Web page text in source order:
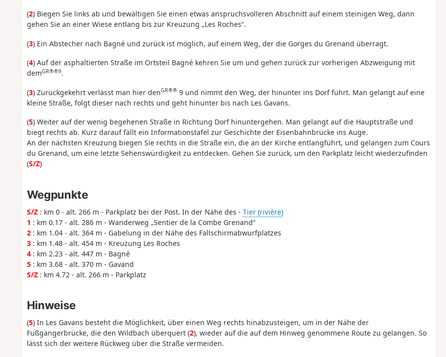
(2) Biegen Sie links ab und bewältigen Sie einen etwas anspruchsvolleren Abschnitt auf einem steinigen Weg, dann
gehen Sie an einer Wiese entlang bis zur Kreuzung „Les Roches“.
(3) Ein Abstecher nach Bagné und zurück ist möglich, auf einem Weg, der die Gorges du Grenand überragt.
(4) Auf der asphaltierten Straße im Ortsteil Bagné kehren Sie um und gehen zurück zur vorherigen Abzweigung mit
demGR®®9.
(3) Zurückgekehrt verlässt man hier denGR®®9 und nimmt den Weg, der hinunter ins Dorf führt. Man gelangt auf eine
kleine Straße, folgt dieser nach rechts und geht hinunter bis nach Les Gavans.
(5) Weiter auf der wenig begehenen Straße in Richtung Dorf hinuntergehen. Man gelangt auf die Hauptstraße und
biegt rechts ab. Kurz darauf fällt ein Informationstafel zur Geschichte der Eisenbahnbrücke ins Auge.
An der nächsten Kreuzung biegen Sie rechts in die Straße ein, die an der Kirche entlangführt, und gelangen zum Cours
du Grenand, um eine letzte Sehenswürdigkeit zu entdecken. Gehen Sie zurück, um den Parkplatz leicht wiederzufinden
(S/Z)
Wegpunkte
S/Z: km 0 - alt. 266 m - Parkplatz bei der Post. In der Nähe des - Tier (rivière)
1 : km 0.17 - alt. 286 m - Wanderweg „Sentier de la Combe Grenand“
2: km 1.04 - alt. 364 m - Gabelung in der Nähe des Fallschirmabwurfplatzes
3: km 1.48 - alt. 454 m - Kreuzung Les Roches
4: km 2.23 - alt. 447 m - Bagné
5: km 3.68 - alt. 370 m - Gavand
S/Z: km 4.72 - alt. 266 m - Parkplatz
Hinweise
(5) In Les Gavans besteht die Möglichkeit, über einen Weg rechts hinabzusteigen, um in der Nähe der
Fußgängerbrücke, die den Wildbach überquert (2), wieder auf die auf dem Hinweg genommene Route zu gelangen. So
lässt sich der weitere Rückweg über die Straße vermeiden.